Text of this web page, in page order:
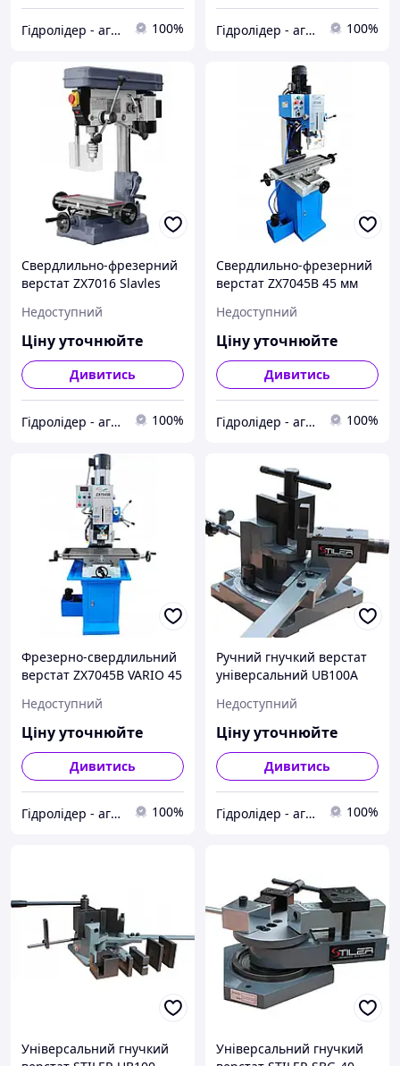
Гідролідер - агротехніка, промислове та будівельне обладнання 100% Гідролідер - агротехніка, промислове та будівельне обладнання 100%
Свердлильно-фрезерний
верстат ZX7016 Slavles
Недоступний
Ціну уточнюйте
Дивитись
Гідролідер - агротехніка, промислове та будівельне обладнання 100%
Свердлильно-фрезерний
верстат ZX7045B 45 мм
Недоступний
Ціну уточнюйте
Дивитись
Гідролідер - агротехніка, промислове та будівельне обладнання 100%
Фрезерно-свердлильний
верстат ZX7045B VARIO 45
Недоступний
Ціну уточнюйте
Дивитись
Гідролідер - агротехніка, промислове та будівельне обладнання 100%
Ручний гнучкий верстат
універсальний UB100A
Недоступний
Ціну уточнюйте
Дивитись
Гідролідер - агротехніка, промислове та будівельне обладнання 100%
Універсальний гнучкий
Універсальний гнучкий